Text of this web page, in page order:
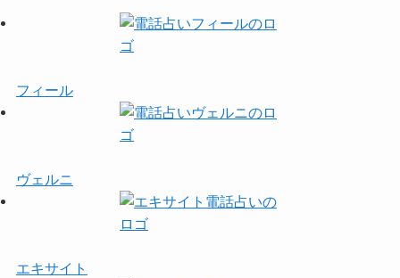
フィール
ヴェルニ
エキサイト